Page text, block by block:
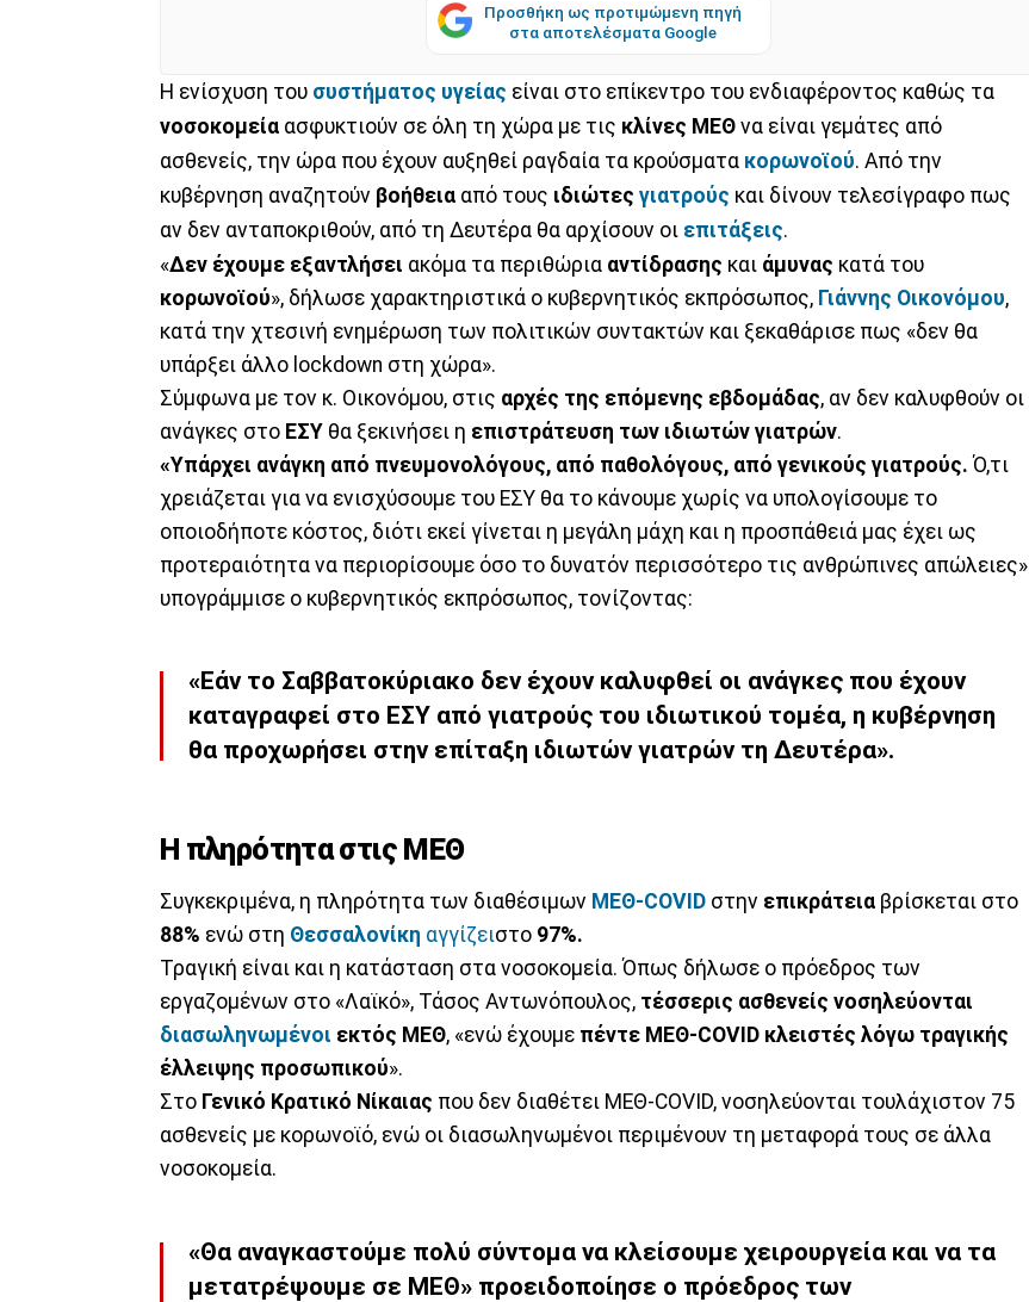
Προσθήκη ως προτιμώμενη πηγή
στα αποτελέσματα Google
Η ενίσχυση του συστήματος υγείας είναι στο επίκεντρο του ενδιαφέροντος καθώς τα
νοσοκομεία ασφυκτιούν σε όλη τη χώρα με τις κλίνες ΜΕΘ να είναι γεμάτες από
ασθενείς, την ώρα που έχουν αυξηθεί ραγδαία τα κρούσματα κορωνοϊού. Από την
κυβέρνηση αναζητούν βοήθεια από τους ιδιώτες γιατρούς και δίνουν τελεσίγραφο πως
αν δεν ανταποκριθούν, από τη Δευτέρα θα αρχίσουν οι επιτάξεις.
«Δεν έχουμε εξαντλήσει ακόμα τα περιθώρια αντίδρασης και άμυνας κατά του
κορωνοϊού», δήλωσε χαρακτηριστικά ο κυβερνητικός εκπρόσωπος, Γιάννης Οικονόμου,
κατά την χτεσινή ενημέρωση των πολιτικών συντακτών και ξεκαθάρισε πως «δεν θα
υπάρξει άλλο lockdown στη χώρα».
Σύμφωνα με τον κ. Οικονόμου, στις αρχές της επόμενης εβδομάδας, αν δεν καλυφθούν οι
ανάγκες στο ΕΣΥ θα ξεκινήσει η επιστράτευση των ιδιωτών γιατρών.
«Υπάρχει ανάγκη από πνευμονολόγους, από παθολόγους, από γενικούς γιατρούς. Ό,τι
χρειάζεται για να ενισχύσουμε του ΕΣΥ θα το κάνουμε χωρίς να υπολογίσουμε το
οποιοδήποτε κόστος, διότι εκεί γίνεται η μεγάλη μάχη και η προσπάθειά μας έχει ως
προτεραιότητα να περιορίσουμε όσο το δυνατόν περισσότερο τις ανθρώπινες απώλειες»
υπογράμμισε ο κυβερνητικός εκπρόσωπος, τονίζοντας:
«Εάν το Σαββατοκύριακο δεν έχουν καλυφθεί οι ανάγκες που έχουν
καταγραφεί στο ΕΣΥ από γιατρούς του ιδιωτικού τομέα, η κυβέρνηση
θα προχωρήσει στην επίταξη ιδιωτών γιατρών τη Δευτέρα».
Η πληρότητα στις ΜΕΘ
Συγκεκριμένα, η πληρότητα των διαθέσιμων ΜΕΘ-COVID στην επικράτεια βρίσκεται στο
88% ενώ στη Θεσσαλονίκη αγγίζειστο 97%.
Τραγική είναι και η κατάσταση στα νοσοκομεία. Όπως δήλωσε ο πρόεδρος των
εργαζομένων στο «Λαϊκό», Τάσος Αντωνόπουλος, τέσσερις ασθενείς νοσηλεύονται
διασωληνωμένοι εκτός ΜΕΘ, «ενώ έχουμε πέντε ΜΕΘ-COVID κλειστές λόγω τραγικής
έλλειψης προσωπικού».
Στο Γενικό Κρατικό Νίκαιας που δεν διαθέτει ΜΕΘ-COVID, νοσηλεύονται τουλάχιστον 75
ασθενείς με κορωνοϊό, ενώ οι διασωληνωμένοι περιμένουν τη μεταφορά τους σε άλλα
νοσοκομεία.
«Θα αναγκαστούμε πολύ σύντομα να κλείσουμε χειρουργεία και να τα
μετατρέψουμε σε ΜΕΘ» προειδοποίησε ο πρόεδρος των